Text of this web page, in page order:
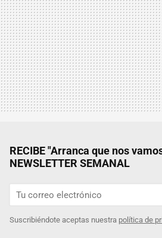
RECIBE "Arranca que nos
NEWSLETTER SEMANAL
Suscribiéndote aceptas nuestra política de